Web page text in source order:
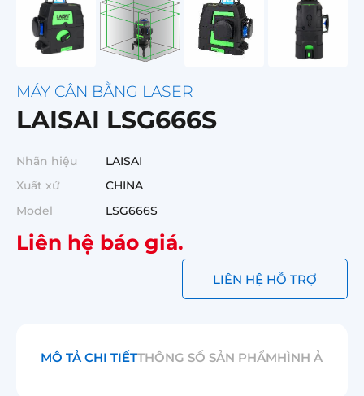
MÁY CÂN BẰNG LASER
LAISAI LSG666S
Nhãn hiệu
LAISAI
Xuất xứ
CHINA
Model
LSG666S
Liên hệ báo giá.
LIÊN HỆ HỖ TRỢ
MÔ TẢ CHI TIẾTTHÔNG SỐ SẢN PHẨMHÌNH ẢNH